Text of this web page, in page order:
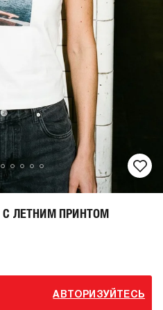
ЛЕТНИМ ПРИНТОМ
АВТОРИЗУЙТЕСЬ